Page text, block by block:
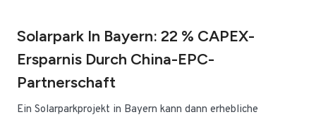
Solarpark In Bayern: 22 % CAPEX-
Ersparnis Durch China-EPC-
Partnerschaft
Ein Solarparkprojekt in Bayern kann dann erhebliche